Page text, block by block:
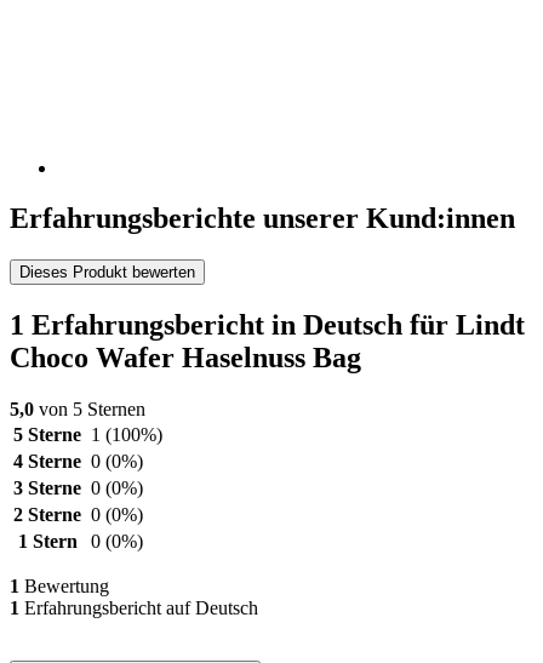
Erfahrungsberichte unserer Kund:innen
Dieses Produkt bewerten
1 Erfahrungsbericht in Deutsch für Lindt
Choco Wafer Haselnuss Bag
5,0 von 5 Sternen
5 Sterne 1 (100%)
4 Sterne 0 (0%)
3 Sterne 0 (0%)
2 Sterne 0 (0%)
1 Stern
0 (0%)
1 Bewertung
1 Erfahrungsbericht auf Deutsch